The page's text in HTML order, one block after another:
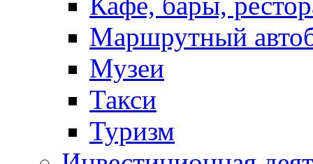
Маршрутный
Музеи
Такси
Туризм